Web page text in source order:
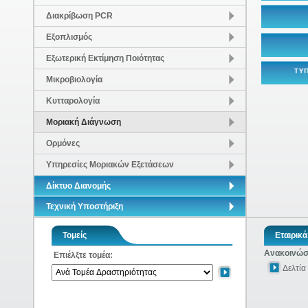
Διακρίβωση PCR
Εξοπλισμός
Εξωτερική Εκτίμηση Ποιότητας
Μικροβιολογία
Κυτταρολογία
Μοριακή Διάγνωση
Ορμόνες
Υπηρεσίες Μοριακών Εξετάσεων
Δίκτυο Διανομής
Τεχνική Υποστήριξη
Τομείς
Επιέλξτε τομέα: